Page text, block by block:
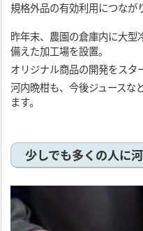
規格外品の有効利用につなが
昨年末、農園の倉庫内に大型
備えた加工場を設置。
オリジナル商品の開発をスタ
河内晩柑も、今後ジュースな
ます。
少しでも多くの人に